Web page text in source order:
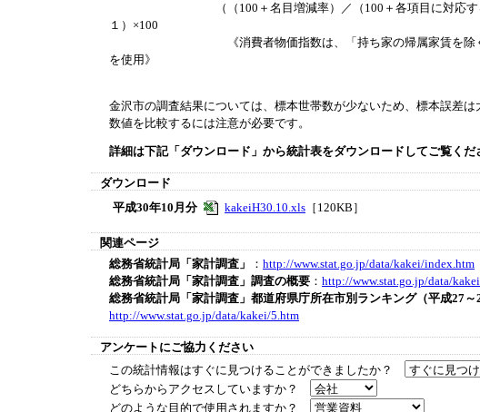
（（100＋名目増減率）／（100＋各項目に対応する消
１）×100
《消費者物価指数は、「持ち家の帰属家賃を除く総合
を使用》
金沢市の調査結果については、標本世帯数が少ないため、標本誤差は
数値を比較するには注意が必要です。
詳細は下記「ダウンロード」から統計表をダウンロードしてご覧くだ
ダウンロード
平成30年10月分 kakeiH30.10.xls ［120KB］
関連ページ
総務省統計局「家計調査」 ： http://www.stat.go.jp/data/kakei/index.htm
総務省統計局「家計調査」調査の概要 ： http://www.stat.go.jp/data/
総務省統計局「家計調査」都道府県庁所在市別ランキング（平成27～
http://www.stat.go.jp/data/kakei/5.htm
アンケートにご協力ください
この統計情報はすぐに見つけることができましたか？
どちらからアクセスしていますか？
どのような目的で使用されますか？